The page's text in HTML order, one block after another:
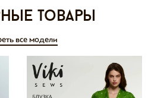
товары
все модели